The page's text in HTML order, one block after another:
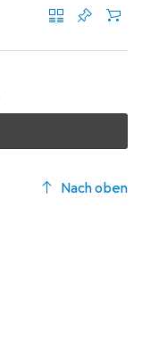
Nach oben